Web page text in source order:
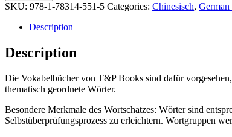
SKU: 978-1-78314-551-5 Categories: Chinesisch,
Description
Description
Die Vokabelbücher von T&P Books sind dafür
thematisch geordnete Wörter.
Besondere Merkmale des Wortschatzes: Wörter sind
Selbstüberprüfungsprozess zu erleichtern. Wortgruppen